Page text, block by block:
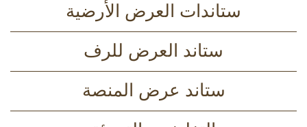
ستاندات العرض الأرضية
ستاند العرض للرف
ستاند عرض المنصة